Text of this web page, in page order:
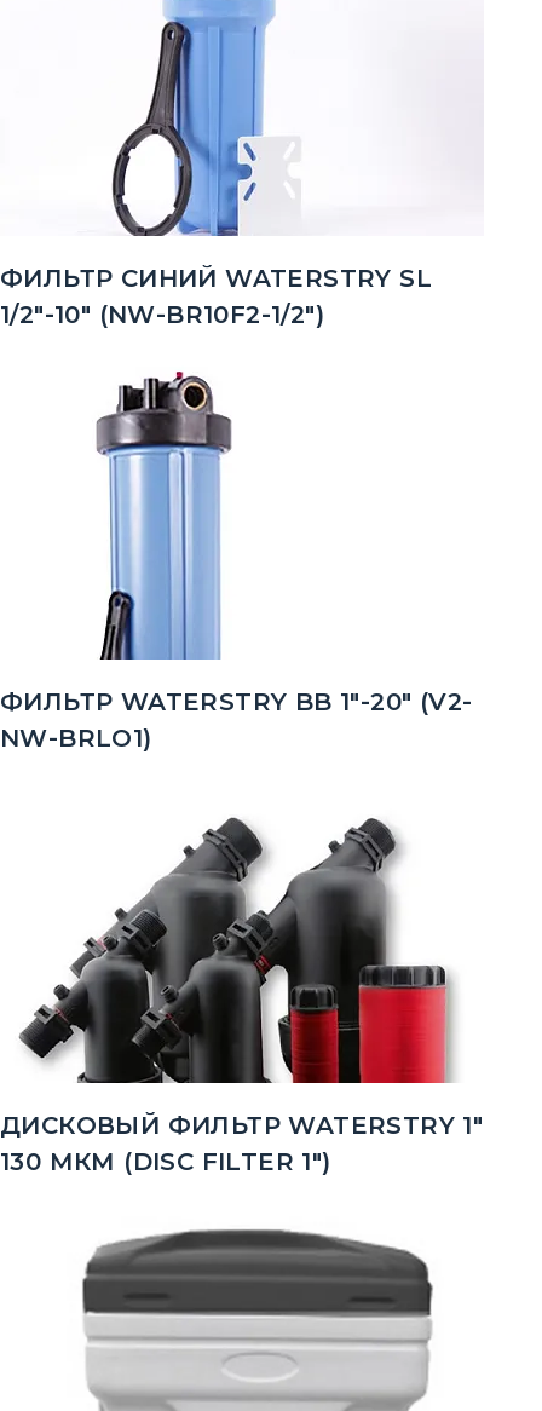
ФИЛЬТР СИНИЙ WATERSTRY SL
1/2"-10" (NW-BR10F2-1/2")
ФИЛЬТР WATERSTRY BB 1"-20" (V2-
NW-BRLO1)
ДИСКОВЫЙ ФИЛЬТР WATERSTRY 1"
130 МКМ (DISC FILTER 1")